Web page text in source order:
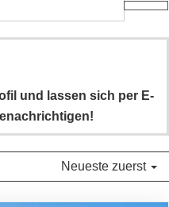
und lassen sich per E-
Neueste zuerst